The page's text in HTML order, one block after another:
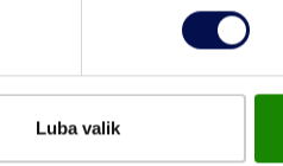
Luba valik